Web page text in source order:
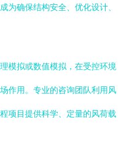
为确保结构安全、优化设计、
模拟或数值模拟，在受控环境
作用。专业的咨询团队利用风
项目提供科学、定量的风荷载